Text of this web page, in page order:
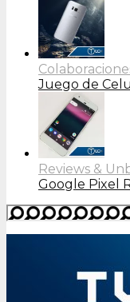
Juego de
Reviews &
Google Pixel